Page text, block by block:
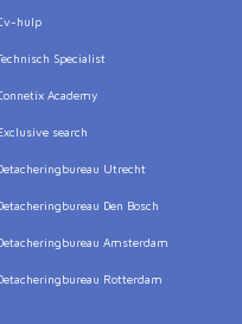
hulp
Specialist
Academy
search
Utrecht
Den Bosch
Amsterdam
Rotterdam